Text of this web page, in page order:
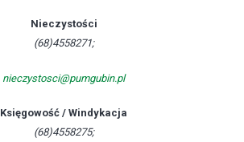
Nieczystości
(68)4558271;
nieczystosci@pumgubin.pl
Księgowość / Windykacja
(68)4558275;